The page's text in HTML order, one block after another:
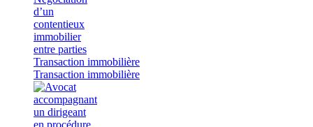
Transaction immobilière
Transaction immobilière